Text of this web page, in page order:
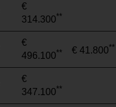
€
314.300**
€
496.100** € 41.800**
€
347.100**